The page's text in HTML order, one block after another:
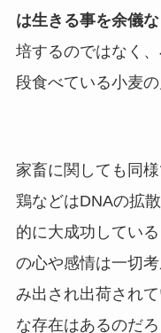
は生きる事を余儀
培するのではなく
段食べている小麦
家畜に関しても同
鶏などはDNAの拡
的に大成功してい
の心や感情は一切
み出され出荷され
な存在はあるのだ